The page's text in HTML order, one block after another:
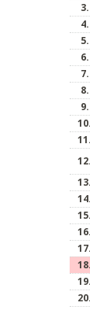
3.
4.
5.
6.
7.
8.
9.
10.
11.
12.
13.
14.
15.
16.
17.
18.
19.
20.